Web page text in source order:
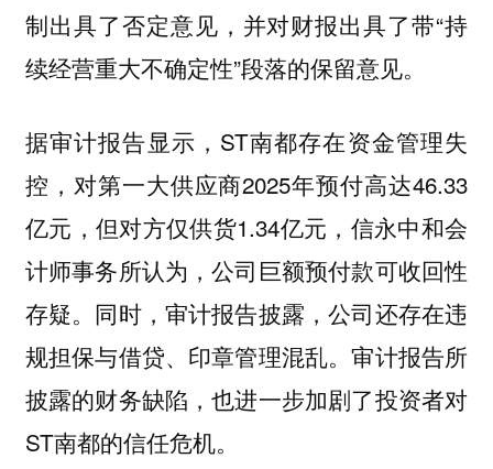
制出具了否定意见，并对财报出具了带“持
续经营重大不确定性”段落的保留意见。
据审计报告显示，ST南都存在资金管理失
控，对第一大供应商2025年预付高达46.33
亿元，但对方仅供货1.34亿元，信永中和会
计师事务所认为，公司巨额预付款可收回性
存疑。同时，审计报告披露，公司还存在违
规担保与借贷、印章管理混乱。审计报告所
披露的财务缺陷，也进一步加剧了投资者对
ST南都的信任危机。